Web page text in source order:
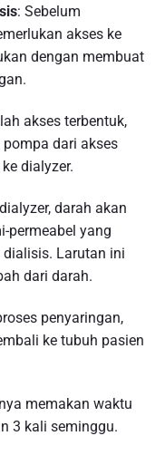
: Sebelum
akses ke
dengan membuat
akses terbentuk,
dari akses
dialyzer.
darah akan
permeabel yang
Larutan ini
dari darah.
penyaringan,
ke tubuh pasien
memakan waktu
3 kali seminggu.